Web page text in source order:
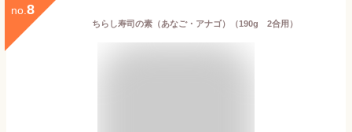
no. 8
ちらし寿司の素（あなご・アナゴ）（190g 2合用）